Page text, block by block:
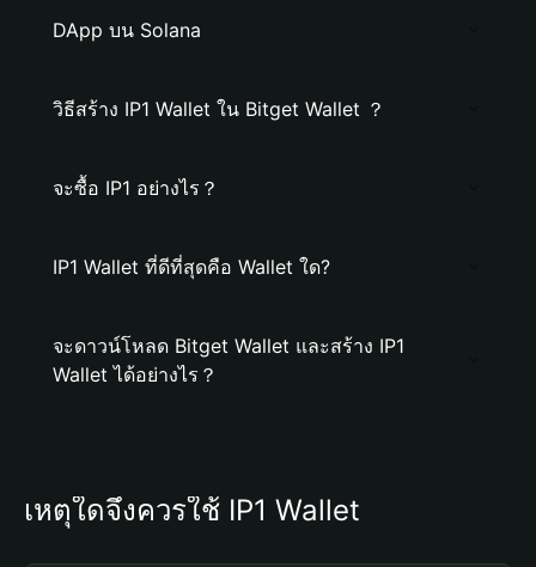
DApp บน Solana
วิธีสร้าง IP1 Wallet ใน Bitget Wallet ？
จะซื้อ IP1 อย่างไร？
IP1 Wallet ที่ดีที่สุดคือ Wallet ใด?
จะดาวน์โหลด Bitget Wallet และสร้าง IP1
Wallet ได้อย่างไร？
เหตุใดจึงควรใช้ IP1 Wallet